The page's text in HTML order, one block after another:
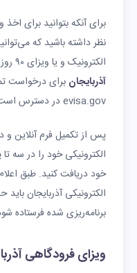
برای آنکه بتوانید برای اخذ
الکترونیک و یا ویزای ۹۰ روزه اقدام کنید.
آذربایجان برای درخواست
evisa.gov در دسترس است.
پس از تکمیل فرم آنلاین و
الکترونیکی خود را در سه
خود دریافت کنید. طبق
الکترونیکی آذربایجان
برنامه‌ریزی شده فرستاده
ویزای فرودگاهی